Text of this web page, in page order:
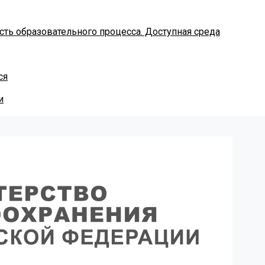
образовательного процесса. Доступная среда